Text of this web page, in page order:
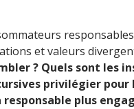
responsables
et valeurs
? Quels sont les
privilégier pour
plus